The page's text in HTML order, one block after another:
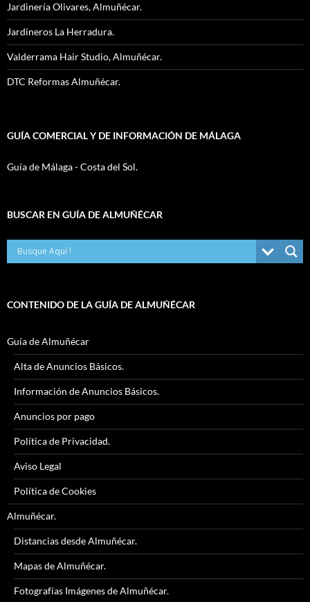
Jardinería Olivares, Almuñécar.
Jardineros La Herradura.
Valderrama Hair Studio, Almuñécar.
DTC Reformas Almuñécar.
GUÍA COMERCIAL Y DE INFORMACIÓN DE MÁLAGA
Guía de Málaga - Costa del Sol.
BUSCAR EN GUÍA DE ALMUÑÉCAR
CONTENIDO DE LA GUÍA DE ALMUÑÉCAR
Guía de Almuñécar
Alta de Anuncios Básicos.
Información de Anuncios Básicos.
Anuncios por pago
Política de Privacidad.
Aviso Legal
Política de Cookies
Almuñécar.
Distancias desde Almuñécar.
Mapas de Almuñécar.
Fotografías Imágenes de Almuñécar.